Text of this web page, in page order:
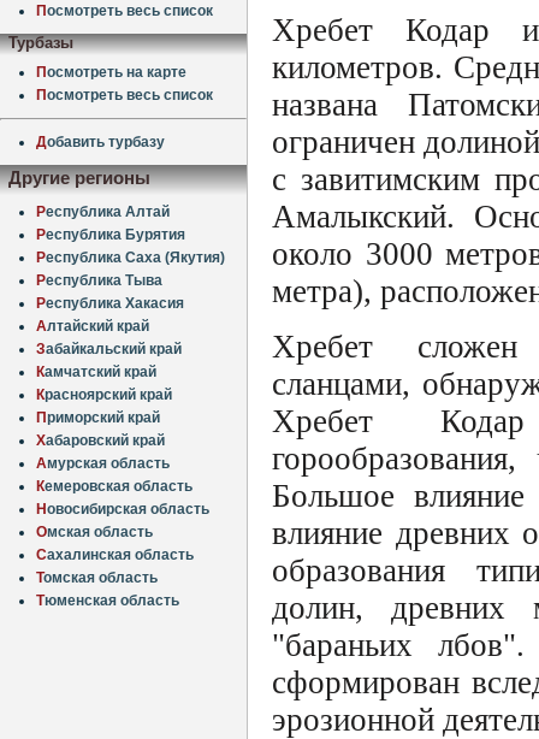
Посмотреть весь список
Турбазы
Посмотреть на карте
Посмотреть весь список
Добавить турбазу
Другие регионы
Республика Алтай
Республика Бурятия
Республика Саха (Якутия)
Республика Тыва
Республика Хакасия
Алтайский край
Забайкальский край
Камчатский край
Красноярский край
Приморский край
Хабаровский край
Амурская область
Кемеровская область
Новосибирская область
Омская область
Сахалинская область
Томская область
Тюменская область
Хребет Кодар
километров.
названа
ограничен
с завитимским
Амалыкский.
около 3000
метра),
Хребет сложен
сланцами,
Хребет Кодар
Большое
влияние древних
образования
долин, древних
"бараньих
сформирован
эрозионной